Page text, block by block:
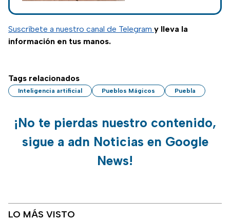
cultura en un solo
destino; conócelo.
Suscríbete a nuestro canal de Telegram y lleva la
información en tus manos.
Tags relacionados
Inteligencia artificial Pueblos Mágicos Puebla
¡No te pierdas nuestro contenido,
sigue a adn Noticias en Google
News!
LO MÁS VISTO